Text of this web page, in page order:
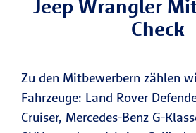
Jeep Wrangler
Check
Zu den Mitbewerbern zählen
Fahrzeuge: Land Rover
Cruiser, Mercedes-Benz G-